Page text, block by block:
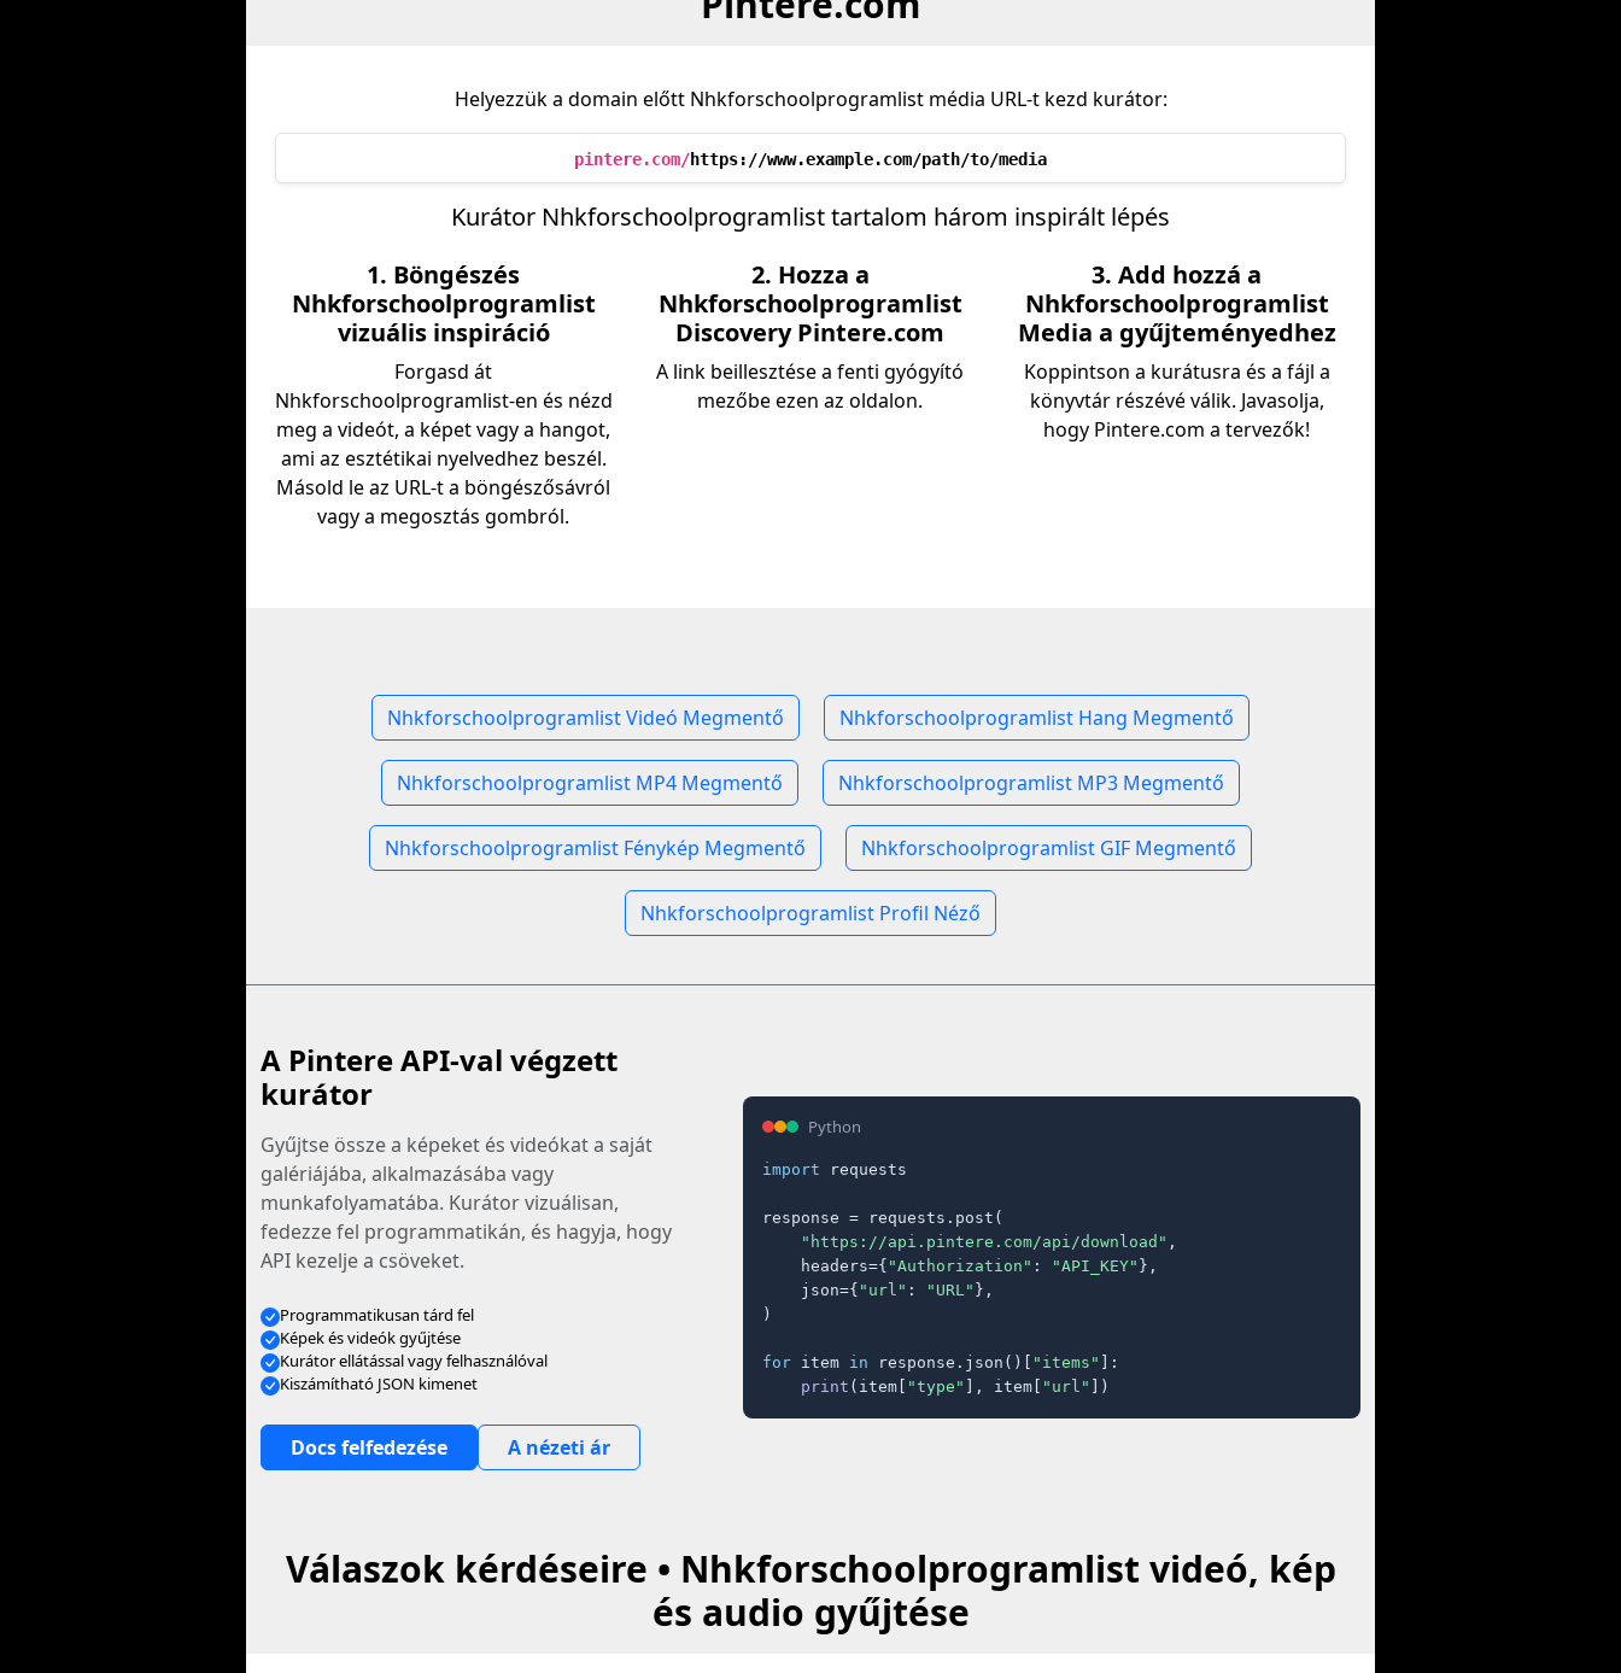
Helyezzük a domain előtt Nhkforschoolprogramlist média URL-t kezd kurátor:
pintere.com/https://www.example.com/path/to/media
Kurátor Nhkforschoolprogramlist tartalom három inspirált lépés
1. Böngészés
Nhkforschoolprogramlist
vizuális inspiráció
Forgasd át
Nhkforschoolprogramlist-en és nézd
meg a videót, a képet vagy a hangot,
ami az esztétikai nyelvedhez beszél.
Másold le az URL-t a böngészősávról
vagy a megosztás gombról.
2. Hozza a
Nhkforschoolprogramlist
Discovery Pintere.com
A link beillesztése a fenti gyógyító
mezőbe ezen az oldalon.
3. Add hozzá a
Nhkforschoolprogramlist
Media a gyűjteményedhez
Koppintson a kurátusra és a fájl a
könyvtár részévé válik. Javasolja,
hogy Pintere.com a tervezők!
Nhkforschoolprogramlist Videó Megmentő Nhkforschoolprogramlist Hang Megmentő
Nhkforschoolprogramlist MP4 Megmentő Nhkforschoolprogramlist MP3 Megmentő
Nhkforschoolprogramlist Fénykép Megmentő Nhkforschoolprogramlist GIF Megmentő
Nhkforschoolprogramlist Profil Néző
A Pintere API-val végzett
kurátor
Gyűjtse össze a képeket és videókat a saját
galériájába, alkalmazásába vagy
munkafolyamatába. Kurátor vizuálisan,
fedezze fel programmatikán, és hagyja, hogy
API kezelje a csöveket.
Programmatikusan tárd fel
Képek és videók gyűjtése
Kurátor ellátással vagy felhasználóval
Kiszámítható JSON kimenet
Docs felfedezése A nézeti ár
Python
import requests
response = requests.post(
"https://api.pintere.com/api/download" ,
    headers={
"Authorization" : "API_KEY" },
    json={
"url" : "URL" },
)
for item in response.json()[ "items" ]:
print (item[ "type" ], item[ "url" ])
Válaszok kérdéseire • Nhkforschoolprogramlist videó, kép
és audio gyűjtése